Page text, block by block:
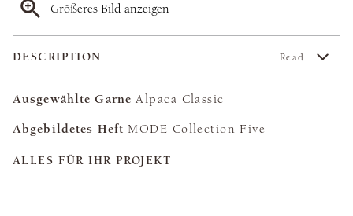
Größeres Bild anzeigen
DESCRIPTION Read
Ausgewählte Garne Alpaca Classic
Abgebildetes Heft MODE Collection Five
ALLES FÜR IHR PROJEKT